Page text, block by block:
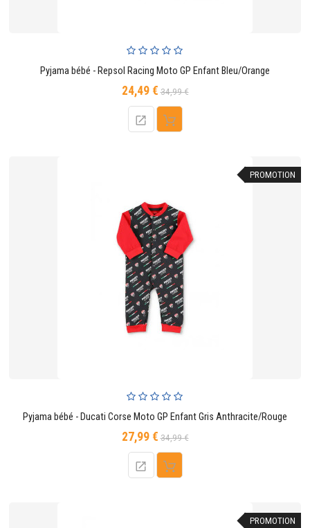
Pyjama bébé - Repsol Racing Moto GP Enfant Bleu/Orange
24,49 €Prix
de
base
34,99 €Prix
PROMOTION
Pyjama bébé - Ducati Corse Moto GP Enfant Gris Anthracite/Rouge
27,99 €Prix
de
base
34,99 €Prix
PROMOTION